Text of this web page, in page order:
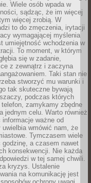
Wiele osób wpada w
sądząc, że im więcej
więcej zrobią. W
to do zmęczenia, irytacji
wymagającej myślenia
umiejętność wchodzenia w
To moment, w którym
się w zadanie,
z zewnątrz i zaczyna
Taki stan nie
stworzyć mu warunki i
tak skuteczne bywają
podczas których
telefon, zamykamy zbędne
jednym celu. Warto również
ważne od
wmówić nam, że
Tymczasem wiele
a czasem nawet
konsekwencji. Nie każda
w tej samej chwili.
kryzys. Ustalenie
na komunikację jest